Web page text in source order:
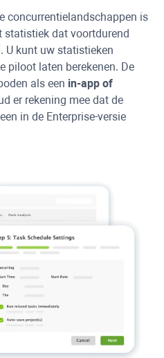
concurrentielandschappen is
statistiek dat voortdurend
U kunt uw statistieken
piloot laten berekenen. De
als een in-app of
er rekening mee dat de
in de Enterprise-versie